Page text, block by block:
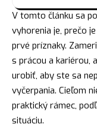
V tomto článku sa
vyhorenia je, prečo
prvé príznaky.
s prácou a kariérou,
urobiť, aby ste sa
vyčerpania. Cieľom
praktický rámec,
situáciu.